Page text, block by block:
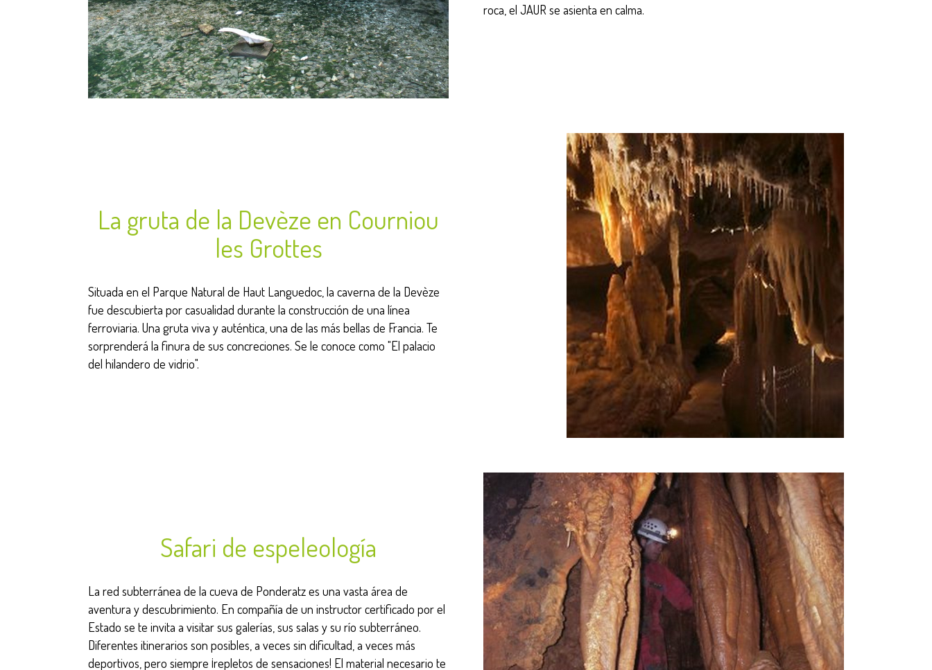
roca, el JAUR se asienta en calma.
La gruta de la Devèze en Courniou
les Grottes
Situada en el Parque Natural de Haut Languedoc, la caverna de la Devèze
fue descubierta por casualidad durante la construcción de una línea
ferroviaria. Una gruta viva y auténtica, una de las más bellas de Francia. Te
sorprenderá la finura de sus concreciones. Se le conoce como "El palacio
del hilandero de vidrio".
Safari de espeleología
La red subterránea de la cueva de Ponderatz es una vasta área de
aventura y descubrimiento. En compañía de un instructor certificado por el
Estado se te invita a visitar sus galerías, sus salas y su río subterráneo.
Diferentes itinerarios son posibles, a veces sin dificultad, a veces más
deportivos, pero siempre ¡repletos de sensaciones! El material necesario te